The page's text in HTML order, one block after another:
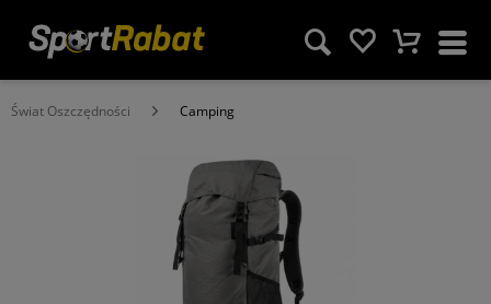
Świat Oszczędności Camping